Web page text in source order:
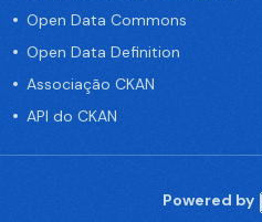
Open Data Commons
Open Data Definition
Associação CKAN
API do CKAN
Powered by